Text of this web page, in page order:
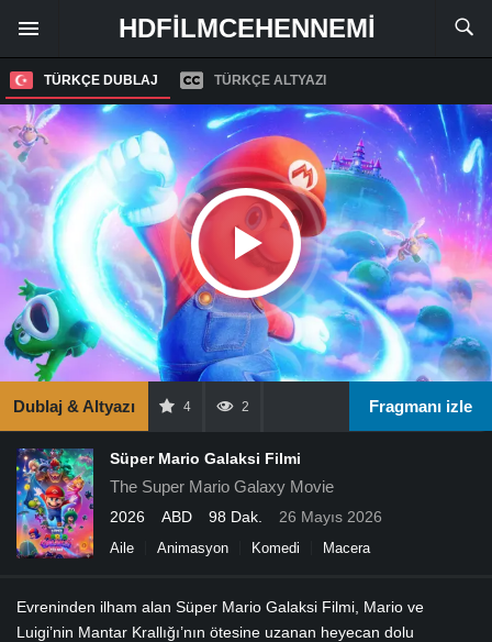
HDFILMCEHENNEMI
TÜRKÇE DUBLAJ TÜRKÇE ALTYAZI
Dublaj & Altyazı 4 2 Fragmanı izle
Süper Mario Galaksi Filmi
The Super Mario Galaxy Movie
2026 ABD 98 Dak. 26 Mayıs 2026
Aile Animasyon Komedi Macera
Evreninden ilham alan Süper Mario Galaksi Filmi, Mario ve
Luigi’nin Mantar Krallığı’nın ötesine uzanan heyecan dolu